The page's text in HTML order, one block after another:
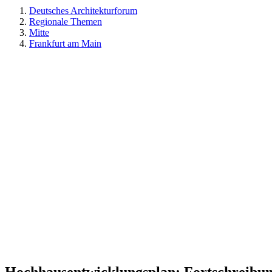
Deutsches Architekturforum
Regionale Themen
Mitte
Frankfurt am Main